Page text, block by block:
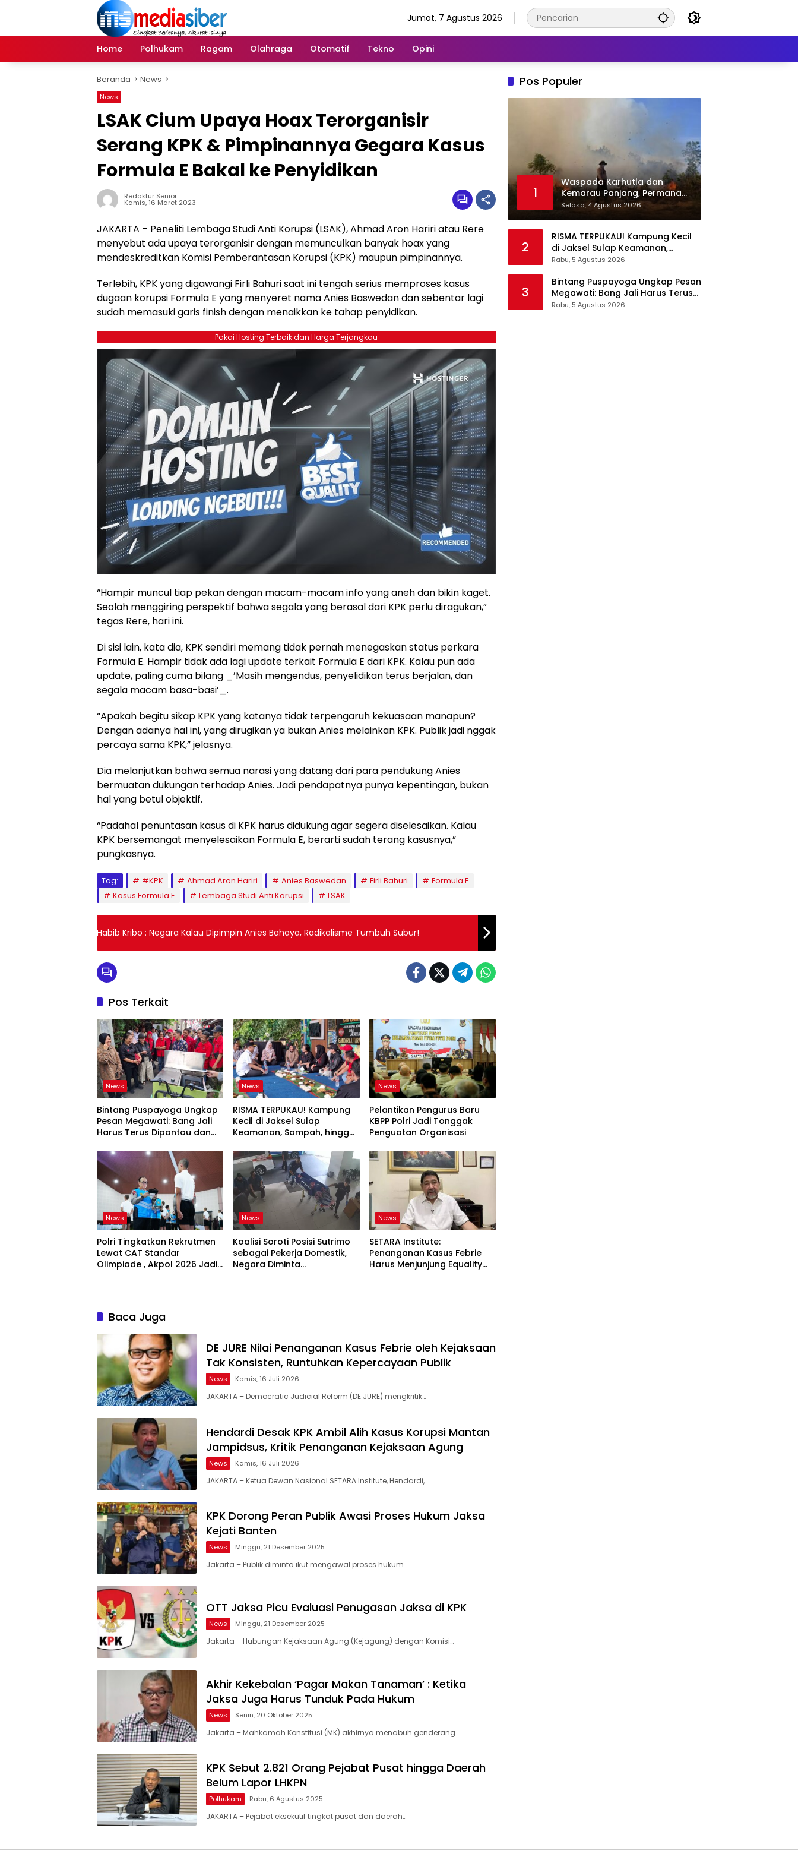
Jumat, 7 Agustus 2026
Home Polhukam Ragam Olahraga Otomatif Tekno Opini
Beranda News
News
LSAK Cium Upaya Hoax Terorganisir
Serang KPK & Pimpinannya Gegara Kasus
Formula E Bakal ke Penyidikan
Redaktur Senior
Kamis, 16 Maret 2023
JAKARTA – Peneliti Lembaga Studi Anti Korupsi (LSAK), Ahmad Aron Hariri atau Rere
menyebut ada upaya terorganisir dengan memunculkan banyak hoax yang
mendeskreditkan Komisi Pemberantasan Korupsi (KPK) maupun pimpinannya.
Terlebih, KPK yang digawangi Firli Bahuri saat ini tengah serius memproses kasus
dugaan korupsi Formula E yang menyeret nama Anies Baswedan dan sebentar lagi
sudah memasuki garis finish dengan menaikkan ke tahap penyidikan.
Pakai Hosting Terbaik dan Harga Terjangkau
“Hampir muncul tiap pekan dengan macam-macam info yang aneh dan bikin kaget.
Seolah menggiring perspektif bahwa segala yang berasal dari KPK perlu diragukan,”
tegas Rere, hari ini.
Di sisi lain, kata dia, KPK sendiri memang tidak pernah menegaskan status perkara
Formula E. Hampir tidak ada lagi update terkait Formula E dari KPK. Kalau pun ada
update, paling cuma bilang _’Masih mengendus, penyelidikan terus berjalan, dan
segala macam basa-basi’_.
“Apakah begitu sikap KPK yang katanya tidak terpengaruh kekuasaan manapun?
Dengan adanya hal ini, yang dirugikan ya bukan Anies melainkan KPK. Publik jadi nggak
percaya sama KPK,” jelasnya.
Dia melanjutkan bahwa semua narasi yang datang dari para pendukung Anies
bermuatan dukungan terhadap Anies. Jadi pendapatnya punya kepentingan, bukan
hal yang betul objektif.
“Padahal penuntasan kasus di KPK harus didukung agar segera diselesaikan. Kalau
KPK bersemangat menyelesaikan Formula E, berarti sudah terang kasusnya,”
pungkasnya.
Tag: #KPK Ahmad Aron Hariri Anies Baswedan Firli Bahuri
Formula E
Kasus Formula E
Lembaga Studi Anti Korupsi LSAK
Habib Kribo : Negara Kalau Dipimpin Anies Bahaya, Radikalisme Tumbuh Subur!
Pos Terkait
News
Bintang Puspayoga Ungkap
Pesan Megawati: Bang Jali
Harus Terus Dipantau dan
News
RISMA TERPUKAU! Kampung
Kecil di Jaksel Sulap
Keamanan, Sampah, hingga
Sistem
News
Pelantikan Pengurus Baru
KBPP Polri Jadi Tonggak
Penguatan Organisasi
News
Polri Tingkatkan Rekrutmen
Lewat CAT Standar
Olimpiade , Akpol 2026 Jadi
News
Koalisi Soroti Posisi Sutrimo
sebagai Pekerja Domestik,
Negara Diminta
News
SETARA Institute:
Penanganan Kasus Febrie
Harus Menjunjung Equality
Baca Juga
DE JURE Nilai Penanganan Kasus Febrie oleh Kejaksaan
Tak Konsisten, Runtuhkan Kepercayaan Publik
News Kamis, 16 Juli 2026
JAKARTA – Democratic Judicial Reform (DE JURE) mengkritik…
Hendardi Desak KPK Ambil Alih Kasus Korupsi Mantan
Jampidsus, Kritik Penanganan Kejaksaan Agung
News Kamis, 16 Juli 2026
JAKARTA – Ketua Dewan Nasional SETARA Institute, Hendardi,…
KPK Dorong Peran Publik Awasi Proses Hukum Jaksa
Kejati Banten
News Minggu, 21 Desember 2025
Jakarta – Publik diminta ikut mengawal proses hukum…
OTT Jaksa Picu Evaluasi Penugasan Jaksa di KPK
News Minggu, 21 Desember 2025
Jakarta – Hubungan Kejaksaan Agung (Kejagung) dengan Komisi…
Akhir Kekebalan ‘Pagar Makan Tanaman’ : Ketika
Jaksa Juga Harus Tunduk Pada Hukum
News Senin, 20 Oktober 2025
Jakarta – Mahkamah Konstitusi (MK) akhirnya menabuh genderang…
KPK Sebut 2.821 Orang Pejabat Pusat hingga Daerah
Belum Lapor LHKPN
Polhukam Rabu, 6 Agustus 2025
JAKARTA – Pejabat eksekutif tingkat pusat dan daerah…
Pos Populer
1
Waspada Karhutla dan
Kemarau Panjang, Permana
Irmansyah Tekankan Mitigasi
Berbasis Komunitas
Selasa, 4 Agustus 2026
2
RISMA TERPUKAU! Kampung Kecil
di Jaksel Sulap Keamanan,
Sampah, hingga Ketahanan
Rabu, 5 Agustus 2026
3
Bintang Puspayoga Ungkap Pesan
Megawati: Bang Jali Harus Terus
Dipantau dan Dikembangkan
Rabu, 5 Agustus 2026